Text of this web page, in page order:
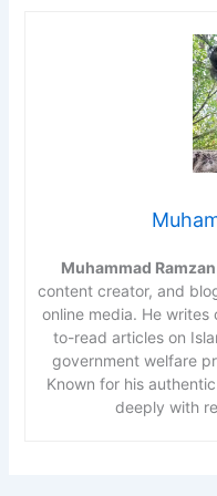
Muhammad Ramzan
content creator, and
online media. He
to-read articles on
government welfare
Known for his
deeply with